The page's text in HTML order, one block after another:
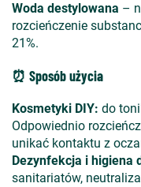
Woda destylowana –
rozcieńczenie
21%.
⏰ Sposób użycia
Kosmetyki DIY: do
Odpowiednio
unikać kontaktu z
Dezynfekcja i higiena
sanitariatów,